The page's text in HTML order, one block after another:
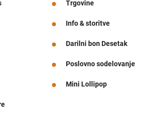
Trgovine
Info & storitve
Darilni bon Desetak
Poslovno sodelovanje
Mini Lollipop